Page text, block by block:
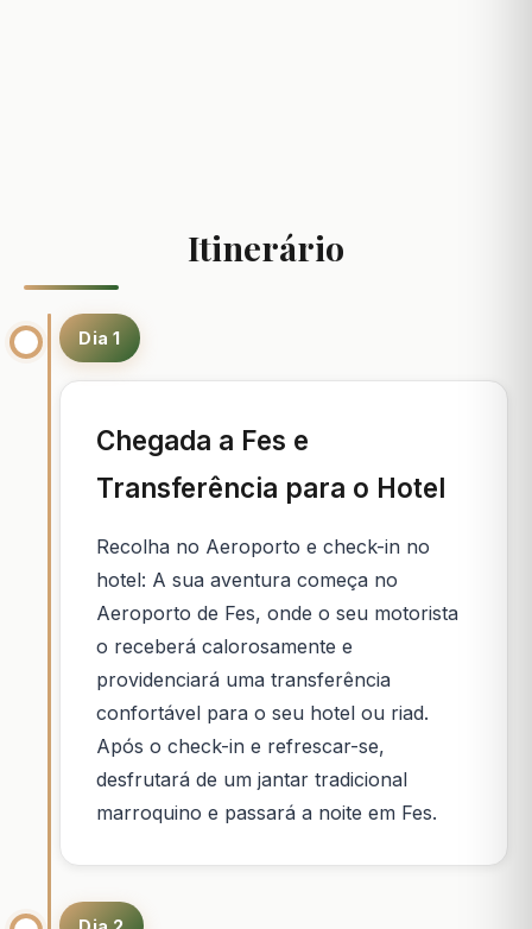
Itinerário
Dia 1
Chegada a Fes e
Transferência para o Hotel
Recolha no Aeroporto e check-in no
hotel: A sua aventura começa no
Aeroporto de Fes, onde o seu motorista
o receberá calorosamente e
providenciará uma transferência
confortável para o seu hotel ou riad.
Após o check-in e refrescar-se,
desfrutará de um jantar tradicional
marroquino e passará a noite em Fes.